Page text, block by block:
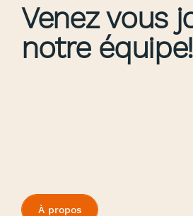
Venez vous
notre équipe!
À propos